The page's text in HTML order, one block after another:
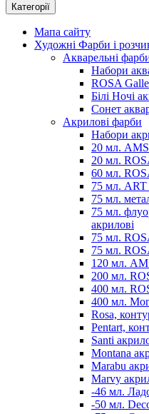
Категорії
Мапа сайту
Художні Фарби і
Акварельні
Набори
ROSA
Білі Ночі
Сонет
Акрилові фарби
Набори
20 мл.
20 мл.
60 мл.
75 мл. ART
75 мл.
75 мл.
акрилові
75 мл.
75 мл.
120 мл.
200 мл.
400 мл.
400 мл.
Rosa,
Pentart,
Santi
Montana
Marabu
Marvy
-46 мл.
-50 мл.